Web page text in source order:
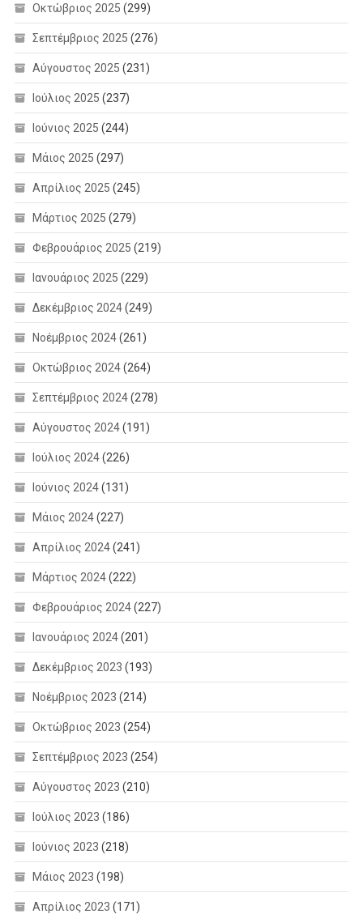
Οκτώβριος 2025 (299)
Σεπτέμβριος 2025 (276)
Αύγουστος 2025 (231)
Ιούλιος 2025 (237)
Ιούνιος 2025 (244)
Μάιος 2025 (297)
Απρίλιος 2025 (245)
Μάρτιος 2025 (279)
Φεβρουάριος 2025 (219)
Ιανουάριος 2025 (229)
Δεκέμβριος 2024(249)
Νοέμβριος 2024(261)
Οκτώβριος 2024(264)
Σεπτέμβριος 2024(278)
Αύγουστος 2024(191)
Ιούλιος 2024(226)
Ιούνιος 2024(131)
Μάιος 2024(227)
Απρίλιος 2024(241)
Μάρτιος 2024(222)
Φεβρουάριος 2024(227)
Ιανουάριος 2024(201)
Δεκέμβριος 2023 (193)
Νοέμβριος 2023 (214)
Οκτώβριος 2023 (254)
Σεπτέμβριος 2023 (254)
Αύγουστος 2023 (210)
Ιούλιος 2023 (186)
Ιούνιος 2023 (218)
Μάιος 2023 (198)
Απρίλιος 2023 (171)